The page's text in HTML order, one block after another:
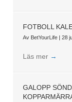
FOTBOLL
Av BetYourLife | 28
Läs mer →
GALOPP